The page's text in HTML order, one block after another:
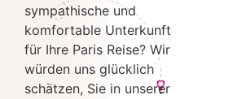
sympathische und
komfortable Unterkunft
für Ihre Paris Reise? Wir
würden uns glücklich
schätzen, Sie in unserer